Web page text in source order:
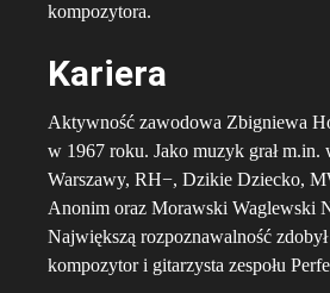
kompozytora.
Kariera
Aktywność zawodowa Zbigniewa
w 1967 roku. Jako muzyk grał m.in.
Warszawy, RH−, Dzikie Dziecko,
Anonim oraz Morawski Waglewski
Największą rozpoznawalność
kompozytor i gitarzysta zespołu